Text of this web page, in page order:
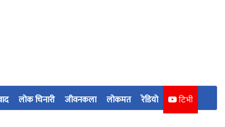
लोक चिनारी जीवनकला लोकमत रेडियो टिभी